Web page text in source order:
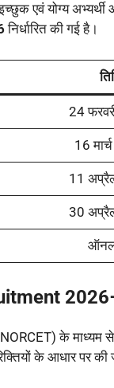
एवं योग्य
निर्धारित की गई है।
24
16
11
30
2026
के माध्यम से
के आधार पर की